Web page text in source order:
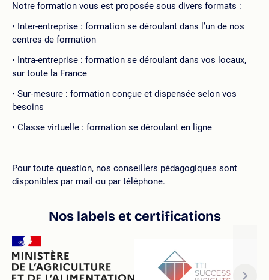
Notre formation vous est proposée sous divers formats :
Inter-entreprise : formation se déroulant dans l’un de nos
centres de formation
Intra-entreprise : formation se déroulant dans vos locaux,
sur toute la France
Sur-mesure : formation conçue et dispensée selon vos
besoins
Classe virtuelle : formation se déroulant en ligne
Pour toute question, nos conseillers pédagogiques sont
disponibles par mail ou par téléphone.
Nos labels et certifications